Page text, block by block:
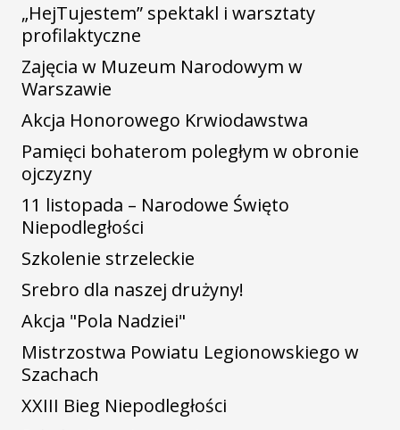
„HejTujestem” spektakl i warsztaty
profilaktyczne
Zajęcia w Muzeum Narodowym w
Warszawie
Akcja Honorowego Krwiodawstwa
Pamięci bohaterom poległym w obronie
ojczyzny
11 listopada – Narodowe Święto
Niepodległości
Szkolenie strzeleckie
Srebro dla naszej drużyny!
Akcja "Pola Nadziei"
Mistrzostwa Powiatu Legionowskiego w
Szachach
XXIII Bieg Niepodległości